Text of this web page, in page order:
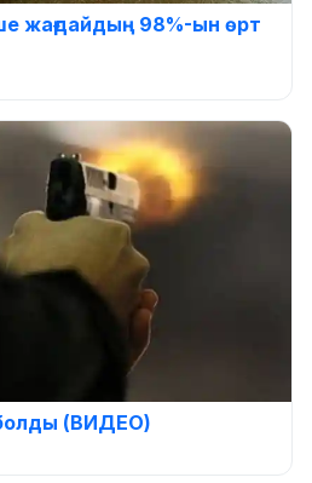
жағдайдың 98%-ын өрт
(ВИДЕО)